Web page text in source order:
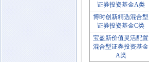
证券投资基金A类
博时创新精选混合型
证券投资基金C类
宝盈新价值灵活配置
混合型证券投资基金
A类